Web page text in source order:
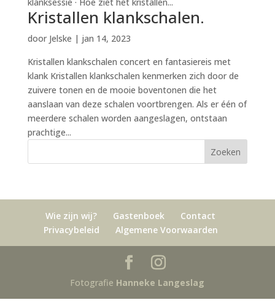
Kristallen klankschalen.
door Jelske | jan 14, 2023
Kristallen klankschalen concert en fantasiereis met
klank Kristallen klankschalen kenmerken zich door de
zuivere tonen en de mooie boventonen die het
aanslaan van deze schalen voortbrengen. Als er één of
meerdere schalen worden aangeslagen, ontstaan
prachtige...
Wie zijn wij? Gastenboek
Contact
Privacybeleid
Algemene Voorwaarden
Fotografie Hanneke Langeslag